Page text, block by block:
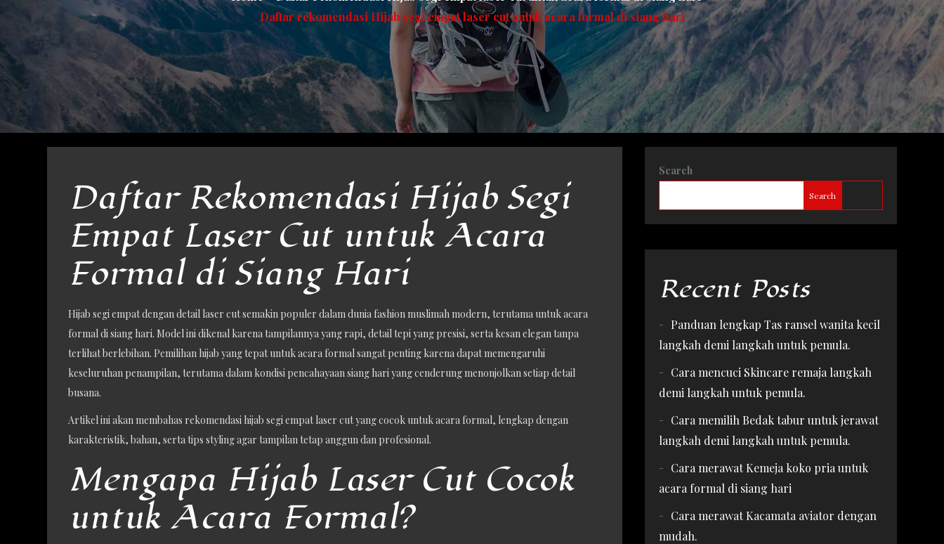
Daftar rekomendasi Hijab segi empat laser cut untuk acara formal di siang hari
Daftar Rekomendasi Hijab Segi
Empat Laser Cut untuk Acara
Formal di Siang Hari
Hijab segi empat dengan detail laser cut semakin populer dalam dunia fashion muslimah modern, terutama untuk acara
formal di siang hari. Model ini dikenal karena tampilannya yang rapi, detail tepi yang presisi, serta kesan elegan tanpa
terlihat berlebihan. Pemilihan hijab yang tepat untuk acara formal sangat penting karena dapat memengaruhi
keseluruhan penampilan, terutama dalam kondisi pencahayaan siang hari yang cenderung menonjolkan setiap detail
busana.
Artikel ini akan membahas rekomendasi hijab segi empat laser cut yang cocok untuk acara formal, lengkap dengan
karakteristik, bahan, serta tips styling agar tampilan tetap anggun dan profesional.
Mengapa Hijab Laser Cut Cocok
untuk Acara Formal?
Search
Search
Recent Posts
Panduan lengkap Tas ransel wanita kecil
langkah demi langkah untuk pemula.
Cara mencuci Skincare remaja langkah
demi langkah untuk pemula.
Cara memilih Bedak tabur untuk jerawat
langkah demi langkah untuk pemula.
Cara merawat Kemeja koko pria untuk
acara formal di siang hari
Cara merawat Kacamata aviator dengan
mudah.